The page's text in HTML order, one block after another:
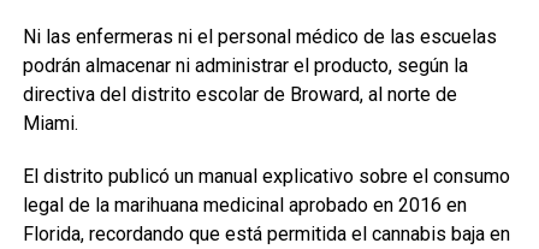
Ni las enfermeras ni el personal médico de las escuelas
podrán almacenar ni administrar el producto, según la
directiva del distrito escolar de Broward, al norte de
Miami.
El distrito publicó un manual explicativo sobre el consumo
legal de la marihuana medicinal aprobado en 2016 en
Florida, recordando que está permitida el cannabis baja en